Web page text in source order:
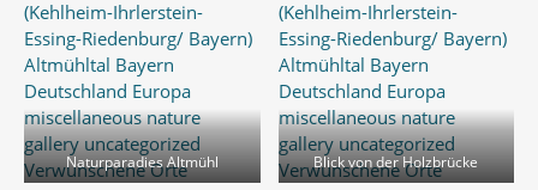
Naturparadies Altmühl Blick von der Holzbrücke